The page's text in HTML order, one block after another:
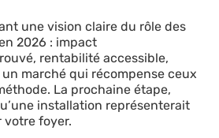
une vision claire du rôle des
2026 : impact
rentabilité accessible,
marché qui récompense ceux
La prochaine étape,
installation représenterait
foyer.